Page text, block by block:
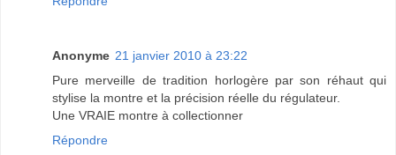
Anonyme 21 janvier 2010 à 23:22
Pure merveille de tradition horlogère par son réhaut qui
stylise la montre et la précision réelle du régulateur.
Une VRAIE montre à collectionner
Répondre